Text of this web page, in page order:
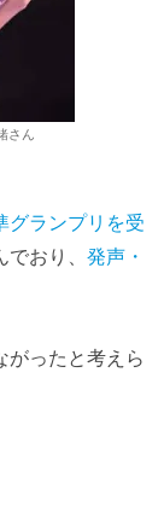
さん
グランプリを受
おり、 発声・
がったと考えら